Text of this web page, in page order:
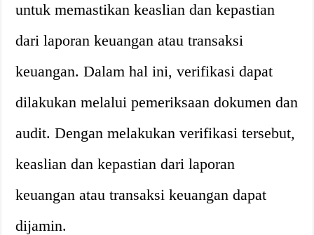
untuk memastikan keaslian dan kepastian
dari laporan keuangan atau transaksi
keuangan. Dalam hal ini, verifikasi dapat
dilakukan melalui pemeriksaan dokumen dan
audit. Dengan melakukan verifikasi tersebut,
keaslian dan kepastian dari laporan
keuangan atau transaksi keuangan dapat
dijamin.